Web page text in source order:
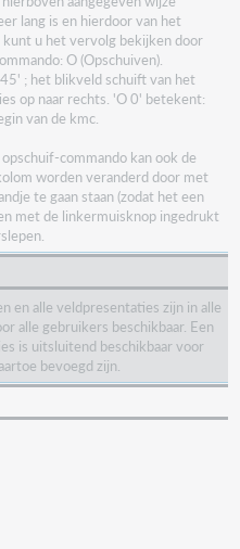
lang is en hierdoor van het
u het vervolg bekijken door
O (Opschuiven).
; het blikveld schuift van het
op naar rechts. 'O 0' betekent:
van de kmc.
commando kan ook de
worden veranderd door met
te gaan staan (zodat het een
met de linkermuisknop ingedrukt
en alle veldpresentaties zijn in alle
alle gebruikers beschikbaar. Een
is uitsluitend beschikbaar voor
bevoegd zijn.